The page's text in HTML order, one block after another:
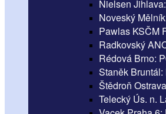
Nielsen
Noveský
Pawlas KSČM
Radkovský
Rédová Brno:
Staněk
Štědroň
Telecký Ús. n.